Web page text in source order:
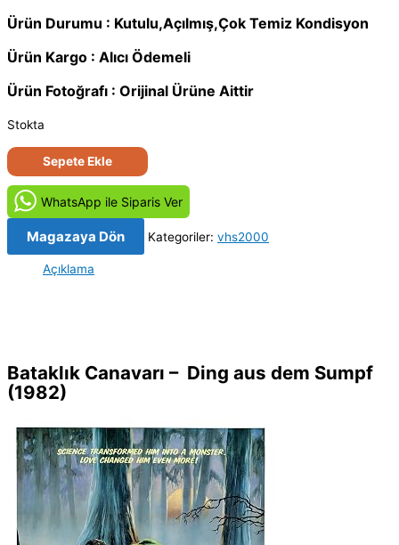
Ürün Durumu : Kutulu,Açılmış,Çok Temiz Kondisyon
Ürün Kargo : Alıcı Ödemeli
Ürün Fotoğrafı : Orijinal Ürüne Aittir
Stokta
Dört
Film
Kayıtlı
Vhs
2000
Kaset
Sepete Ekle
WhatsApp ile Siparis Ver
Magazaya Dön Kategoriler: vhs2000
Açıklama
Bataklık Canavarı – Ding aus dem Sumpf
(1982)